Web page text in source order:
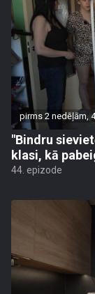
pirms 2 nedēļām,
"Bindru
klasi, kā
44. epizode